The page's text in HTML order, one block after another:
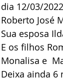
dia 12/03/
Roberto José
Sua esposa
E os filhos
Monalisa e
Deixa ainda 6